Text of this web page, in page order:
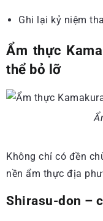
Ghi lại kỷ niệm
Ẩm thực
thể bỏ lỡ
Không chỉ có đền
nền ẩm thực địa
Shirasu-don –